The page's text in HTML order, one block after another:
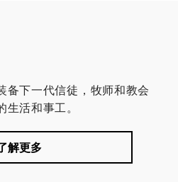
备下一代信徒，牧师和教会
活和事工。
解更多